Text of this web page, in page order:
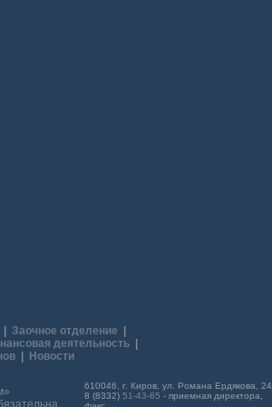
Заочное отделение
деятельность
| Новости
610046, г. Киров, ул. Романа Ердякова, 24
8 (8332) 51-43-65 - приемная директора,